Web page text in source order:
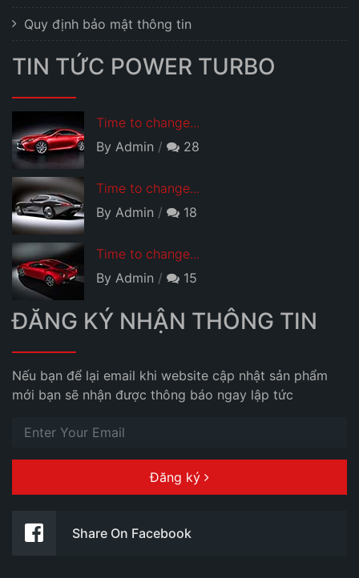
Quy định bảo mật thông tin
TIN TỨC POWER TURBO
Time to change...
By Admin
28
Time to change...
By Admin
18
Time to change...
By Admin
15
ĐĂNG KÝ NHẬN THÔNG TIN
Nếu bạn để lại email khi website cập nhật sản phẩm
mới bạn sẽ nhận được thông báo ngay lập tức
Đăng ký
Share On Facebook